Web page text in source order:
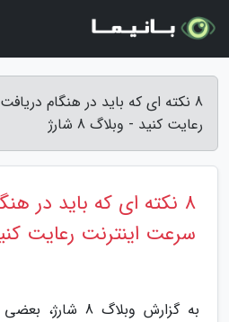
8 نکته ای که باید در هنگام
رعایت کنید - وبلاگ 8 شارژ
8 نکته ای که باید در
سرعت اینترنت رعایت
به گزارش وبلاگ